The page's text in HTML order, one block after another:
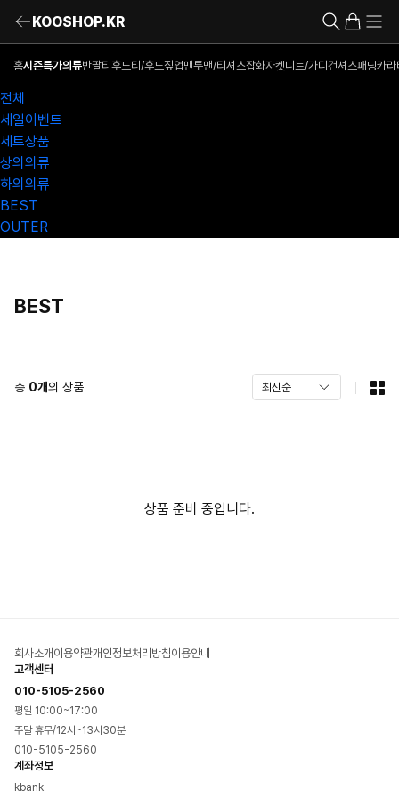
KOOSHOP.KR
홈시즌특가의류반팔티 후드티/후드짚업맨투맨/티셔츠잡화자켓니트/가디건셔츠패딩카라
전체
세일이벤트
세트상품
상의의류
하의의류
BEST
OUTER
BEST
총 0개의 상품
상품 준비 중입니다.
회사소개 이용약관개인정보처리방침이용안내
고객센터
010-5105-2560
평일 10:00~17:00
주말 휴무/12시~13시30분
010-5105-2560
계좌정보
kbank